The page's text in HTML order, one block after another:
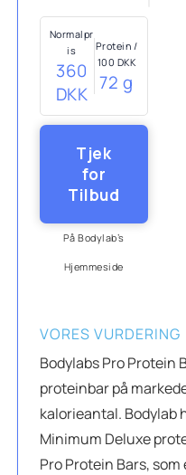
Normalpr
is
360
DKK
Protein /
100 DKK
72 g
Tjek
for
Tilbud
På Bodylab’s
Hjemmeside
VORES VURDERING
Bodylabs Pro Protein
proteinbar på
kalorieantal. Bodylab
Minimum Deluxe
Pro Protein Bars,